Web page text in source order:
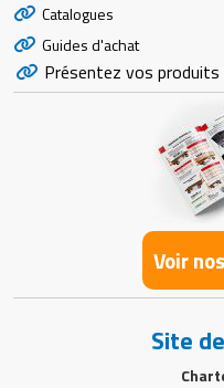
Catalogues
Guides d'achat
Présentez vos produits
Voir
Site